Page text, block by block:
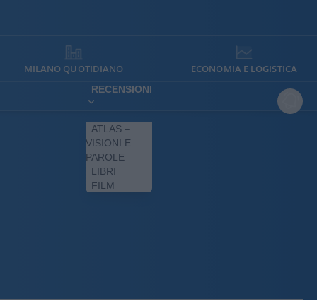
MILANO QUOTIDIANO ECONOMIA E LOGISTICA
RECENSIONI
ATLAS –
VISIONI E
PAROLE
LIBRI
FILM